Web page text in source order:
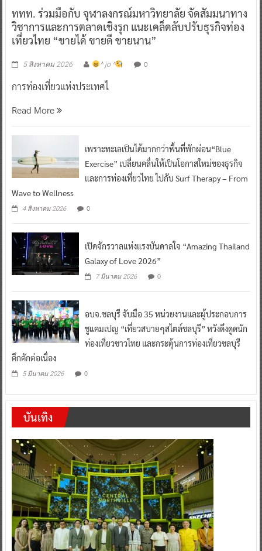
ททท. ร่วมมือกับ จุฬาลงกรณ์มหาวิทยาลัย จัดสัมมนาทาง
วิชาการและการตลาดเชิงรุก แนะเคล็ดลับปรับธุรกิจท่อง
เที่ยวไทย “ขายได้ ขายดี ขายนาน”
5 สิงหาคม 2026 ^ jo ^ 0
การท่องเที่ยวแห่งประเทศไ
Read More
เพราะทะเลเป็นได้มากกว่าพื้นที่พักผ่อน“Blue
Exercise” เปลี่ยนคลื่นให้เป็นโอกาสใหม่ของธุรกิจ
และการท่องเที่ยวไทย ไปกับ Surf Therapy – From
Wave to Wellness
4 สิงหาคม 2026 0
เปิดจักรวาลแห่งแรงบันดาลใจ “Amazing Thailand
Galaxy of Love 2026”
7 มีนาคม 2026 0
อบจ.ชลบุรี จับมือ 35 หน่วยงานและผู้ประกอบการ
ชูแคมเปญ “เที่ยวสบายๆสไตล์ชลบุรี” หวังดึงดูดนัก
ท่องเที่ยวชาวไทย และกระตุ้นการท่องเที่ยวชลบุรี
คึกคักต่อเนื่อง
5 มีนาคม 2026 0
บันเทิง